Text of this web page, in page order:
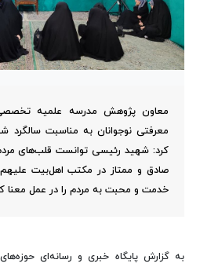
معاون پژوهش مدرسه علمیه
معرفتی نوجوانان به مناسبت سالگرد
کرد: شهید رئیسی توانست قلب‌های
صادق و ممتاز در مکتب اهل‌بیت
خدمت‌ و محبت به مردم را در عمل معنا
به گزارش پایگاه خبری و رسانه‌ای